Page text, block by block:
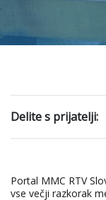
Delite s prijatelji:
Portal MMC RTV
vse večji razkorak